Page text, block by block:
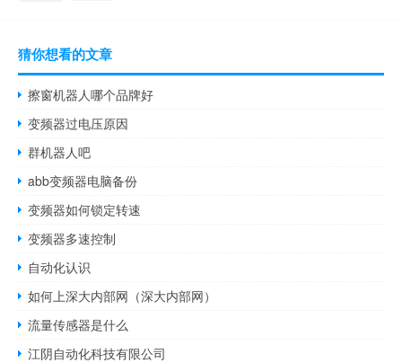
猜你想看的文章
擦窗机器人哪个品牌好
变频器过电压原因
群机器人吧
abb变频器电脑备份
变频器如何锁定转速
变频器多速控制
自动化认识
如何上深大内部网（深大内部网）
流量传感器是什么
江阴自动化科技有限公司